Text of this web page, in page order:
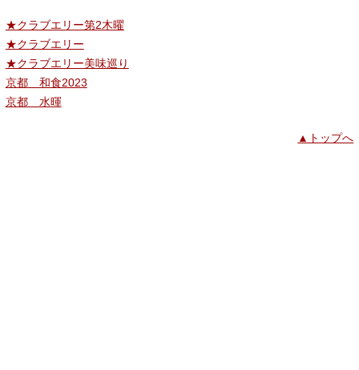
★クラブエリー第2木曜
★クラブエリー
★クラブエリー美味巡り
京都 和食2023
京都 水暉
▲トップへ